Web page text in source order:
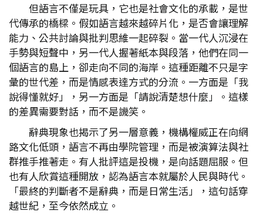
但語言不僅是玩具，它也是社會文化的承載，是世
代傳承的橋樑。假如語言越來越碎片化，是否會讓理解
能力、公共討論與批判思維一起碎裂。當一代人沉浸在
手勢與短聲中，另一代人握著紙本與段落，他們在同一
個語言的島上，卻走向不同的海岸。這種距離不只是字
彙的世代差，而是情感表達方式的分流。一方面是「我
說得懂就好」，另一方面是「請說清楚想什麼」。這樣
的差異需要對話，而不是譏笑。
辭典現象也揭示了另一層意義，機構權威正在向網
路文化低頭，語言不再由學院管理，而是被演算法與社
群推手推著走。有人批評這是投機，是向話題屈服。但
也有人欣賞這種開放，認為語言本就屬於人民與時代。
「最終的判斷者不是辭典，而是日常生活」，這句話穿
越世紀，至今依然成立。